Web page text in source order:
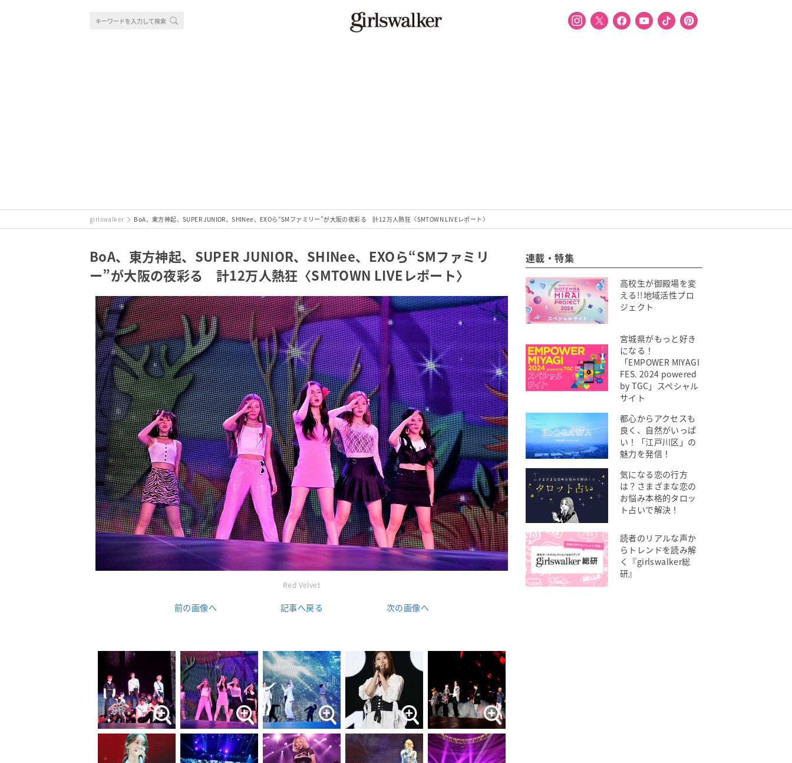
girlswalker BoA、東方神起、SUPER JUNIOR、SHINee、EXOら“SMファミリー”が大阪の夜彩る 計12万人熱狂〈SMTOWN LIVEレポート〉
BoA、東方神起、SUPER JUNIOR、SHINee、EXOら“SMファミリ
ー”が大阪の夜彩る 計12万人熱狂〈SMTOWN LIVEレポート〉
Red Velvet
前の画像へ 記事へ戻る 次の画像へ
連載・特集
高校生が御殿場を変
える!!地域活性プロ
ジェクト
宮城県がもっと好き
になる！
「EMPOWER MIYAGI
FES. 2024 powered
by TGC」スペシャル
サイト
都心からアクセスも
良く、自然がいっぱ
い！「江戸川区」の
魅力を発信！
気になる恋の行方
は？さまざまな恋の
お悩み本格的タロッ
ト占いで解決！
読者のリアルな声か
らトレンドを読み解
く『girlswalker総
研』